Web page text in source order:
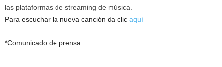
las plataformas de streaming de música.
Para escuchar la nueva canción da clic aquí
*Comunicado de prensa